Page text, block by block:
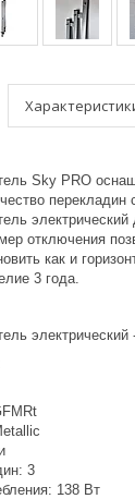
Sky PRO
перекладин
отключения
как и
3 года.
3
138 Вт